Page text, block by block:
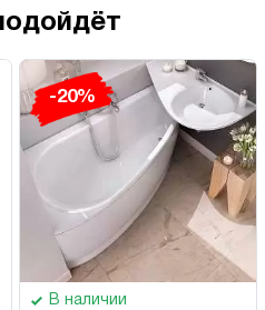
-20%
В наличии